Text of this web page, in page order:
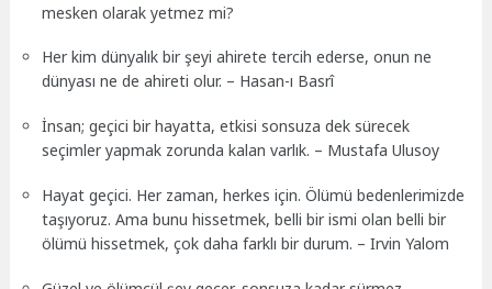
mesken olarak yetmez mi?
Her kim dünyalık bir şeyi ahirete tercih ederse, onun ne
dünyası ne de ahireti olur. – Hasan-ı Basrî
İnsan; geçici bir hayatta, etkisi sonsuza dek sürecek
seçimler yapmak zorunda kalan varlık. – Mustafa Ulusoy
Hayat geçici. Her zaman, herkes için. Ölümü bedenlerimizde
taşıyoruz. Ama bunu hissetmek, belli bir ismi olan belli bir
ölümü hissetmek, çok daha farklı bir durum. – Irvin Yalom